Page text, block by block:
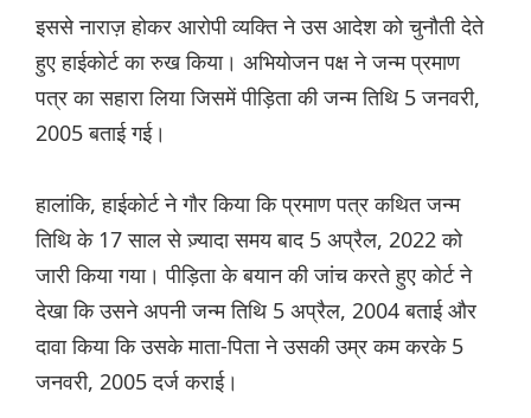
इससे नाराज़ होकर आरोपी व्यक्ति ने उस आदेश को चुनौती देते
हुए हाईकोर्ट का रुख किया। अभियोजन पक्ष ने जन्म प्रमाण
पत्र का सहारा लिया जिसमें पीड़िता की जन्म तिथि 5 जनवरी,
2005 बताई गई।
हालांकि, हाईकोर्ट ने गौर किया कि प्रमाण पत्र कथित जन्म
तिथि के 17 साल से ज़्यादा समय बाद 5 अप्रैल, 2022 को
जारी किया गया। पीड़िता के बयान की जांच करते हुए कोर्ट ने
देखा कि उसने अपनी जन्म तिथि 5 अप्रैल, 2004 बताई और
दावा किया कि उसके माता-पिता ने उसकी उम्र कम करके 5
जनवरी, 2005 दर्ज कराई।